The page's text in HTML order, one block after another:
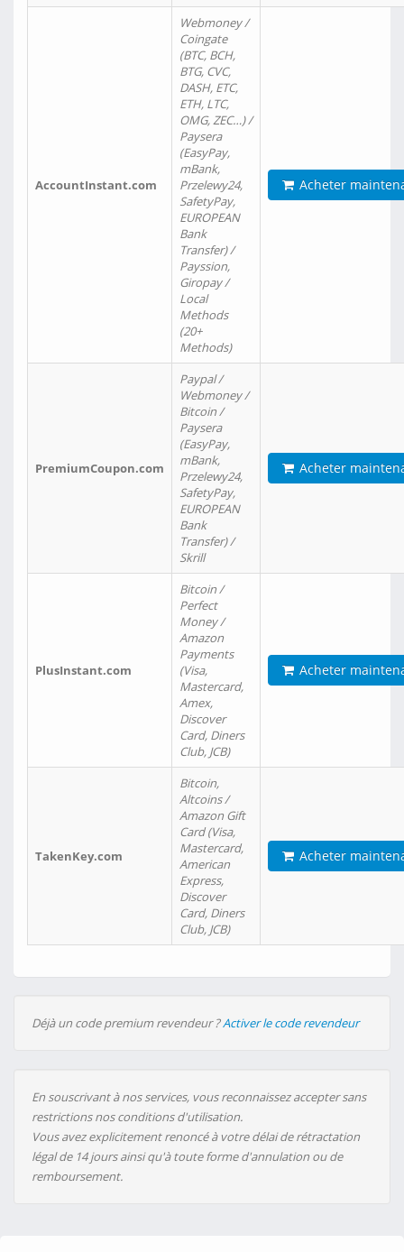
AccountInstant.com
Webmoney /
Coingate
(BTC, BCH,
BTG, CVC,
DASH, ETC,
ETH, LTC,
OMG, ZEC…) /
Paysera
(EasyPay,
mBank,
Przelewy24,
SafetyPay,
EUROPEAN
Bank
Transfer) /
Payssion,
Giropay /
Local
Methods
(20+
Methods)
Acheter
PremiumCoupon.com
Paypal /
Webmoney /
Bitcoin /
Paysera
(EasyPay,
mBank,
Przelewy24,
SafetyPay,
EUROPEAN
Bank
Transfer) /
Skrill
Acheter
PlusInstant.com
Bitcoin /
Perfect
Money /
Amazon
Payments
(Visa,
Mastercard,
Amex,
Discover
Card, Diners
Club, JCB)
Acheter
TakenKey.com
Bitcoin,
Altcoins /
Amazon Gift
Card (Visa,
Mastercard,
American
Express,
Discover
Card, Diners
Club, JCB)
Acheter
Déjà un code premium revendeur ?Activer le code revendeur
En souscrivant à nos services, vous reconnaissez accepter sans
restrictions nos conditions d'utilisation.
Vous avez explicitement renoncé à votre délai de rétractation
légal de 14 jours ainsi qu'à toute forme d'annulation ou de
remboursement.